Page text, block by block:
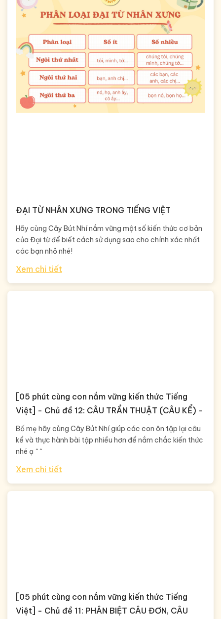
ĐẠI TỪ NHÂN XƯNG TRONG TIẾNG VIỆT
Hãy cùng Cây Bút Nhí nắm vững một số kiến thức cơ bản
của Đại từ để biết cách sử dụng sao cho chính xác nhất
các bạn nhỏ nhé!
Xem chi tiết
[05 phút cùng con nắm vững kiến thức Tiếng
Việt] - Chủ đề 12: CÂU TRẦN THUẬT (CÂU KỂ) -
Bố mẹ hãy cùng Cây Bút Nhí giúp các con ôn tập lại câu
kể và thực hành bài tập nhiều hơn để nắm chắc kiến thức
nhé ạ ^^
Xem chi tiết
[05 phút cùng con nắm vững kiến thức Tiếng
Việt] - Chủ đề 11: PHÂN BIỆT CÂU ĐƠN, CÂU